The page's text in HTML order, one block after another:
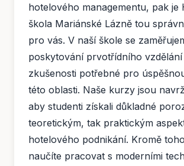
hotelového managementu, pak je
škola Mariánské Lázně tou
pro vás. V naší škole se
poskytování prvotřídního
zkušenosti potřebné pro
této oblasti. Naše kurzy jsou
aby studenti získali důkladné
teoretickým, tak praktickým
hotelového podnikání. Kromě
naučíte pracovat s moderními